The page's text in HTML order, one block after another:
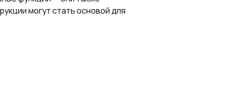
могут стать основой для